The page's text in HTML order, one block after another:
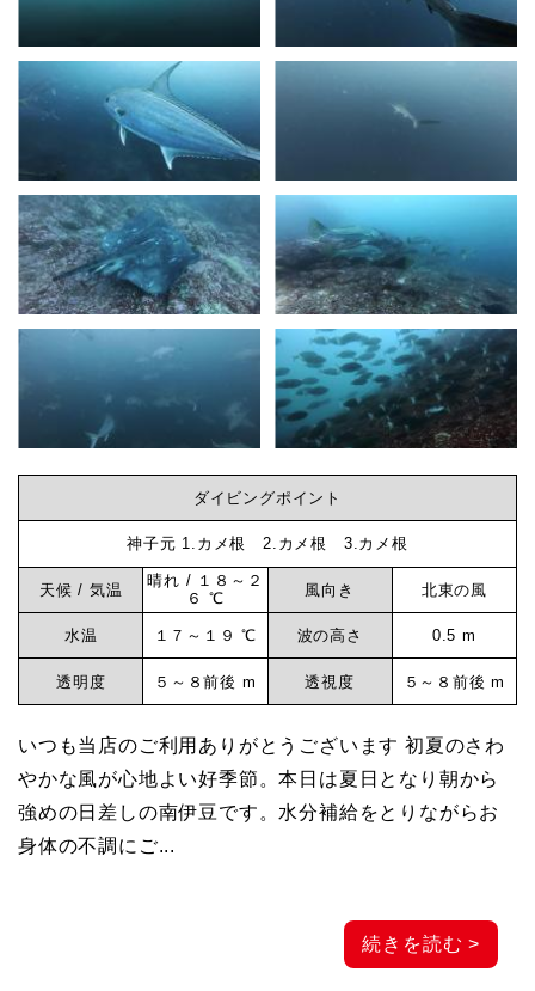
ダイビングポイント
神子元 1.カメ根 2.カメ根 3.カメ根
天候 / 気温
晴れ / １８～２
６ ℃
風向き 北東の風
水温 １７～１９ ℃ 波の高さ 0.5 m
透明度 ５～８前後 m 透視度 ５～８前後 m
いつも当店のご利用ありがとうございます 初夏のさわ
やかな風が心地よい好季節。本日は夏日となり朝から
強めの日差しの南伊豆です。水分補給をとりながらお
身体の不調にご...
続きを読む >